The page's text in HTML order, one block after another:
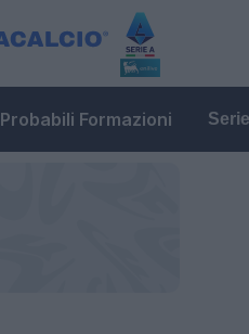
Probabili Formazioni